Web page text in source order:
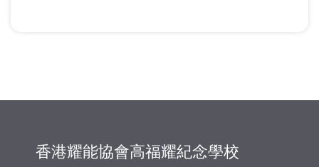
香港耀能協會高福耀紀念學校